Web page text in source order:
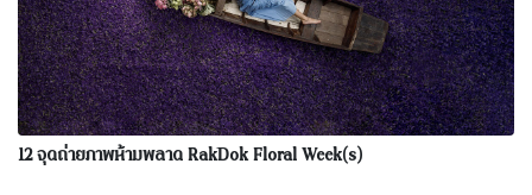
12 จุดถ่ายภาพห้ามพลาด RakDok Floral Week(s)